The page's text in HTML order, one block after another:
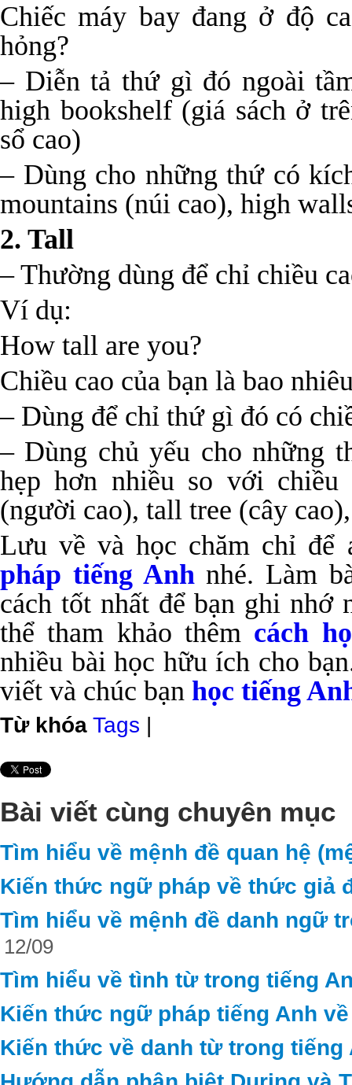
Chiếc máy bay đang ở độ
hỏng?
– Diễn tả thứ gì đó ngoài
high bookshelf (giá sách ở
sổ cao)
– Dùng cho những thứ có
mountains (núi cao), high
2. Tall
– Thường dùng để chỉ chiều
Ví dụ:
How tall are you?
Chiều cao của bạn là bao
– Dùng để chỉ thứ gì đó có
– Dùng chủ yếu cho những
hẹp hơn nhiều so với
(người cao), tall tree (cây
Lưu về và học chăm chỉ
pháp tiếng Anhnhé. Làm
cách tốt nhất để bạn ghi nhớ
thể tham khảo thêm cách
nhiều bài học hữu ích cho
viết và chúc bạn học tiếng
Từ khóa Tags |
Bài viết cùng chuyên mục
Tìm hiểu về mệnh đề quan hệ
Kiến thức ngữ pháp về thức giả
Tìm hiểu về mệnh đề danh ngữ
12/09
Tìm hiểu về tình từ trong tiếng
Kiến thức ngữ pháp tiếng Anh
Kiến thức về danh từ trong tiếng